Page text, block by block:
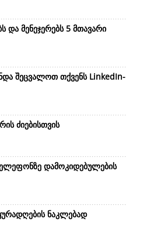
მენეჯერებს 5 მთავარი
შეცვალოთ თქვენს LinkedIn-
ძიებისთვის
დამოკიდებულების
ნაკლებად